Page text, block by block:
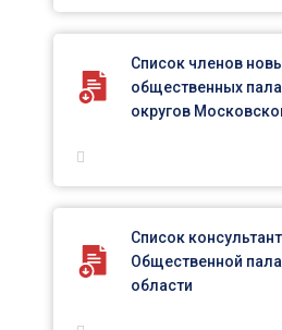
Список членов
общественных
округов
Список
Общественной
области